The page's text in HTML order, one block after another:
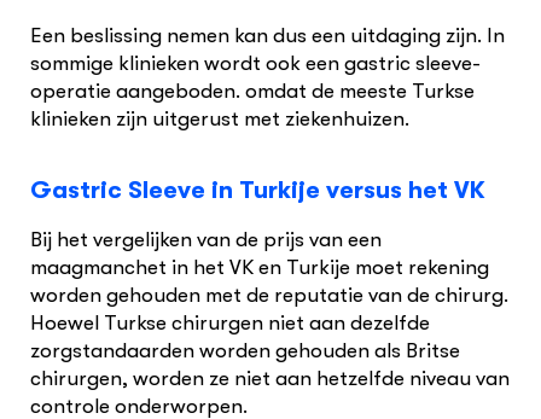
Een beslissing nemen kan dus een uitdaging zijn. In
sommige klinieken wordt ook een gastric sleeve-
operatie aangeboden. omdat de meeste Turkse
klinieken zijn uitgerust met ziekenhuizen.
Gastric Sleeve in Turkije versus het VK
Bij het vergelijken van de prijs van een
maagmanchet in het VK en Turkije moet rekening
worden gehouden met de reputatie van de chirurg.
Hoewel Turkse chirurgen niet aan dezelfde
zorgstandaarden worden gehouden als Britse
chirurgen, worden ze niet aan hetzelfde niveau van
controle onderworpen.